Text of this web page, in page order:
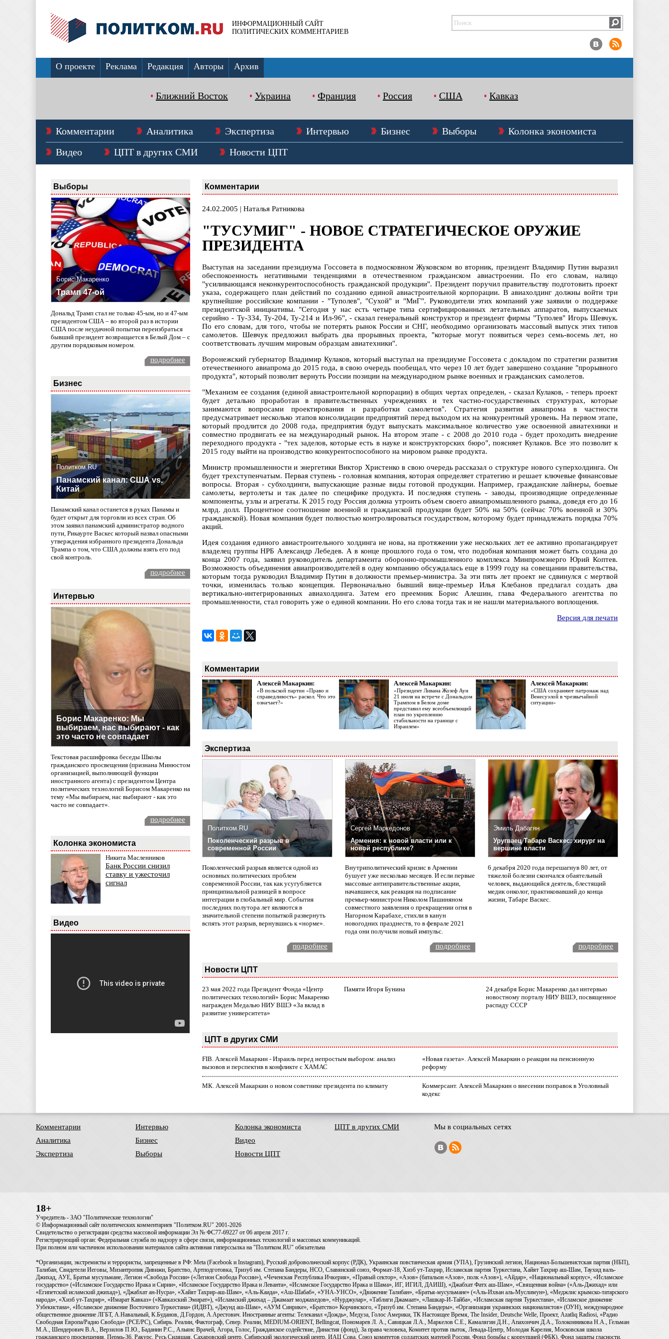
ИНФОРМАЦИОННЫЙ САЙТ
ПОЛИТИЧЕСКИХ КОММЕНТАРИЕВ
О проекте Реклама Редакция Авторы Архив
Ближний Восток Украина Франция Россия США Кавказ
Комментарии Аналитика Экспертиза Интервью Бизнес Выборы
Колонка экономиста
Видео
ЦПТ в других СМИ Новости ЦПТ
Выборы
Борис Макаренко
Трамп 47-ой
Дональд Трамп стал не только 45-ым, но и 47-ым
президентом США – во второй раз в истории
США после неудачной попытки переизбраться
бывший президент возвращается в Белый Дом – с
другим порядковым номером.
подробнее
Бизнес
Политком.RU
Панамский канал: США vs.
Китай
Панамский канал останется в руках Панамы и
будет открыт для торговли из всех стран. Об
этом заявил панамский администратор водного
пути, Рикаурте Васкес который назвал опасными
утверждения избранного президента Дональда
Трампа о том, что США должны взять его под
свой контроль.
подробнее
Интервью
Борис Макаренко: Мы
выбираем, нас выбирают - как
это часто не совпадает
Текстовая расшифровка беседы Школы
гражданского просвещения (признана Минюстом
организацией, выполняющей функции
иностранного агента) с президентом Центра
политических технологий Борисом Макаренко на
тему «Мы выбираем, нас выбирают - как это
часто не совпадает».
подробнее
Колонка экономиста
Никита Масленников
Банк России снизил
ставку и ужесточил
сигнал
Видео
Комментарии
24.02.2005 | Наталья Ратникова
"ТУСУМИГ" - НОВОЕ СТРАТЕГИЧЕСКОЕ ОРУЖИЕ
ПРЕЗИДЕНТА
Выступая на заседании президиума Госсовета в подмосковном Жуковском во вторник, президент Владимир Путин выразил
обеспокоенность негативными тенденциями в отечественном гражданском авиастроении. По его словам, налицо
"усиливающаяся неконкурентоспособность гражданской продукции". Президент поручил правительству подготовить проект
указа, содержащего план действий по созданию единой авиастроительной корпорации. В авиахолдинг должны войти три
крупнейшие российские компании - "Туполев", "Сухой" и "МиГ". Руководители этих компаний уже заявили о поддержке
президентской инициативы. "Сегодня у нас есть четыре типа сертифицированных летательных аппаратов, выпускаемых
серийно - Ту-334, Ту-204, Ту-214 и Ил-96", - сказал генеральный конструктор и президент фирмы "Туполев" Игорь Шевчук.
По его словам, для того, чтобы не потерять рынок России и СНГ, необходимо организовать массовый выпуск этих типов
самолетов. Шевчук предложил выбрать два прорывных проекта, "которые могут появиться через семь-восемь лет, но
соответствовать лучшим мировым образцам авиатехники".
Воронежский губернатор Владимир Кулаков, который выступал на президиуме Госсовета с докладом по стратегии развития
отечественного авиапрома до 2015 года, в свою очередь пообещал, что через 10 лет будет завершено создание "прорывного
продукта", который позволит вернуть России позиции на международном рынке военных и гражданских самолетов.
"Механизм ее создания (единой авиастроительной корпорации) в общих чертах определен, - сказал Кулаков, - теперь проект
будет детально проработан в правительственных учреждениях и тех частно-государственных структурах, которые
занимаются вопросами проектирования и разработки самолетов". Стратегия развития авиапрома в частности
предусматривает несколько этапов консолидации предприятий перед выходом их на конкурентный уровень. На первом этапе,
который продлится до 2008 года, предприятия будут выпускать максимальное количество уже освоенной авиатехники и
совместно продвигать ее на международный рынок. На втором этапе - с 2008 до 2010 года - будет проходить внедрение
переходного продукта - "тех заделов, которые есть в науке и конструкторских бюро", поясняет Кулаков. Все это позволит к
2015 году выйти на производство конкурентоспособного на мировом рынке продукта.
Министр промышленности и энергетики Виктор Христенко в свою очередь рассказал о структуре нового суперхолдинга. Он
будет трехступенчатым. Первая ступень - головная компания, которая определяет стратегию и решает ключевые финансовые
вопросы. Вторая - субхолдинги, выпускающие разные виды готовой продукции. Например, гражданские лайнеры, боевые
самолеты, вертолеты и так далее по специфике продукта. И последняя ступень - заводы, производящие определенные
компоненты, узлы и агрегаты. К 2015 году Россия должна утроить объем своего авиапромышленного рынка, доведя его до 16
млрд. долл. Процентное соотношение военной и гражданской продукции будет 50% на 50% (сейчас 70% военной и 30%
гражданской). Новая компания будет полностью контролироваться государством, которому будет принадлежать порядка 70%
акций.
Идея создания единого авиастроительного холдинга не нова, на протяжении уже нескольких лет ее активно пропагандирует
владелец группы НРБ Александр Лебедев. А в конце прошлого года о том, что подобная компания может быть создана до
конца 2007 года, заявил руководитель департамента оборонно-промышленного комплекса Минпромэнерго Юрий Коптев.
Возможность объединения авиапроизводителей в одну компанию обсуждалась еще в 1999 году на совещании правительства,
которым тогда руководил Владимир Путин в должности премьер-министра. За эти пять лет проект не сдвинулся с мертвой
точки, изменилась только концепция. Первоначально бывший вице-премьер Илья Клебанов предлагал создать два
вертикально-интегрированных авиахолдинга. Затем его преемник Борис Алешин, глава Федерального агентства по
промышленности, стал говорить уже о единой компании. Но его слова тогда так и не нашли материального воплощения.
Версия для печати
Комментарии
Алексей Макаркин:
«В польской партии «Право и
справедливость» раскол. Что это
означает?»
Алексей Макаркин:
«Президент Ливана Жозеф Аун
21 июля на встрече с Дональдом
Трампом в Белом доме
представил ему всеобъемлющий
план по укреплению
стабильности на границе с
Израилем»
Алексей Макаркин:
«США сохраняют патронаж над
Венесуэлой в чрезвычайной
ситуации»
Экспертиза
Политком.RU
Поколенческий разрыв в
современной России
Поколенческий разрыв является одной из
основных политических проблем
современной России, так как усугубляется
принципиальной разницей в вопросе
интеграции в глобальный мир. События
последних полутора лет являются в
значительной степени попыткой развернуть
вспять этот разрыв, вернувшись к «норме».
Сергей Маркедонов
Армения: к новой власти или к
новой республике?
Внутриполитический кризис в Армении
бушует уже несколько месяцев. И если первые
массовые антиправительственные акции,
начавшиеся, как реакция на подписание
премьер-министром Николом Пашиняном
совместного заявления о прекращении огня в
Нагорном Карабахе, стихли в канун
новогодних празднеств, то в феврале 2021
года они получили новый импульс.
Эмиль Дабагян
Уругваец Табаре Васкес: хирург на
вершине власти
6 декабря 2020 года перешагнув 80 лет, от
тяжелой болезни скончался обаятельный
человек, выдающийся деятель, блестящий
медик онколог, практиковавший до конца
жизни, Табаре Васкес.
подробнее подробнее подробнее
Новости ЦПТ
23 мая 2022 года Президент Фонда «Центр
политических технологий» Борис Макаренко
награжден Медалью НИУ ВШЭ «За вклад в
развитие университета»
Памяти Игоря Бунина
24 декабря Борис Макаренко дал интервью
новостному порталу НИУ ВШЭ, посвященное
распаду СССР
ЦПТ в других СМИ
FIB. Алексей Макаркин - Израиль перед непростым выбором: анализ
вызовов и перспектив в конфликте с ХАМАС
«Новая газета». Алексей Макаркин о реакции на пенсионную
реформу
МК. Алексей Макаркин о новом советнике президента по климату
Коммерсант. Алексей Макаркин о внесении поправок в Уголовный
кодекс
Комментарии
Аналитика
Экспертиза
Интервью
Бизнес
Выборы
Колонка экономиста
Видео
Новости ЦПТ
ЦПТ в других СМИ Мы в социальных сетях
18+
Учредитель - ЗАО "Политические технологии"
© Информационный сайт политических комментариев "Политком.RU" 2001-2026
Свидетельство о регистрации средства массовой информации Эл № ФС77-69227 от 06 апреля 2017 г.
Регистрирующий орган: Федеральная служба по надзору в сфере связи, информационных технологий и массовых коммуникаций.
При полном или частичном использовании материалов сайта активная гиперссылка на "Политком.RU" обязательна
*Организации, экстремисты и террористы, запрещенные в РФ: Meta (Facebook и Instagram), Русский добровольческий корпус (РДК), Украинская повстанческая армия (УПА), Грузинский легион, Национал-Большевистская партия (НБП),
Талибан, Свидетели Иеговы, Мизантропик Дивижн, Братство, Артподготовка, Тризуб им. Степана Бандеры, НСО, Славянский союз, Формат-18, Хизб ут-Тахрир, Исламская партия Туркестана, Хайят Тахрир аш-Шам, Таухид валь-
Джихад, АУЕ, Братья мусульмане, Легион «Свобода России» («Легион Свобода России»), «Чеченская Республика Ичкерия», «Правый сектор», «Азов» (батальон «Азов», полк «Азов»), «Айдар», «Национальный корпус», «Исламское
государство» («Исламское Государство Ирака и Сирии», «Исламское Государство Ирака и Леванта», «Исламское Государство Ирака и Шама», ИГ, ИГИЛ, ДАИШ), «Джабхат Фатх аш-Шам», «Священная война» («Аль-Джихад» или
«Египетский исламский джихад»), «Джабхат ан-Нусра», «Хайят Тахрир-аш-Шам», «Аль-Каида», «Аш-Шабаб», «УНА-УНСО», «Движение Талибан», «Братья-мусульмане» («Аль-Ихван аль-Муслимун»), «Меджлис крымско-татарского
народа», «Хизб ут-Тахрир», «Имарат Кавказ» («Кавказский Эмират»), «Исламский джихад – Джамаат моджахедов», «Нурджулар», «Таблиги Джамаат», «Лашкар-И-Тайба», «Исламская партия Туркестана», «Исламское движение
Узбекистана», «Исламское движение Восточного Туркестана» (ИДВТ), «Джунд аш-Шам», «АУМ Синрике», «Братство» Корчинского, «Тризуб им. Степана Бандеры», «Организация украинских националистов» (ОУН), международное
общественное движение ЛГБТ, А.Навальный, К.Буданов, Д.Гордон, А.Арестович. Иностранные агенты: Телеканал «Дождь», Медуза, Голос Америки, ТК Настоящее Время, The Insider, Deutsche Welle, Проект, Azatliq Radiosi, «Радио
Свободная Европа/Радио Свобода» (PCE/PC), Сибирь. Реалии, Фактограф, Север. Реалии, MEDIUM-ORIENT, Bellingcat, Пономарев Л. А., Савицкая Л.А., Маркелов С.Е., Камалягин Д.Н., Апахончич Д.А., Толоконникова Н.А., Гельман
М.А., Шендерович В.А., Верзилов П.Ю., Баданин Р.С., Альянс Врачей, Агора, Голос, Гражданское содействие, Династия (фонд), За права человека, Комитет против пыток, Левада-Центр, Молодая Карелия, Московская школа
гражданского просвещения, Пермь-36, Ракурс, Русь Сидящая, Сахаровский центр, Сибирский экологический центр, ИАЦ Сова, Союз комитетов солдатских матерей России, Фонд борьбы с коррупцией (ФБК), Фонд защиты гласности,